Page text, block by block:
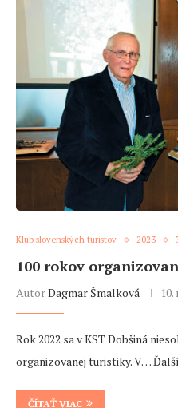
Klub slovenských turistov 2023
100 rokov
AutorDagmar Šmalková
Rok 2022 sa v KST Dobšiná
organizovanej turistiky. V…
ČÍTAŤ VIAC